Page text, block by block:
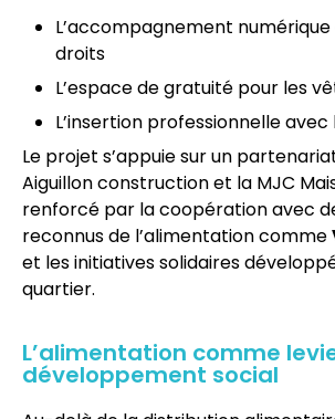
L’accompagnement numérique
droits
L’espace de gratuité pour les
L’insertion professionnelle
Le projet s’appuie sur un
Aiguillon construction et la MJC
renforcé par la coopération avec
reconnus de l’alimentation comme
et les initiatives solidaires
quartier.
L’alimentation comme
développement social